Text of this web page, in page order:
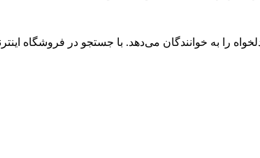
را به خوانندگان می‌دهد. با جستجو در فروشگاه